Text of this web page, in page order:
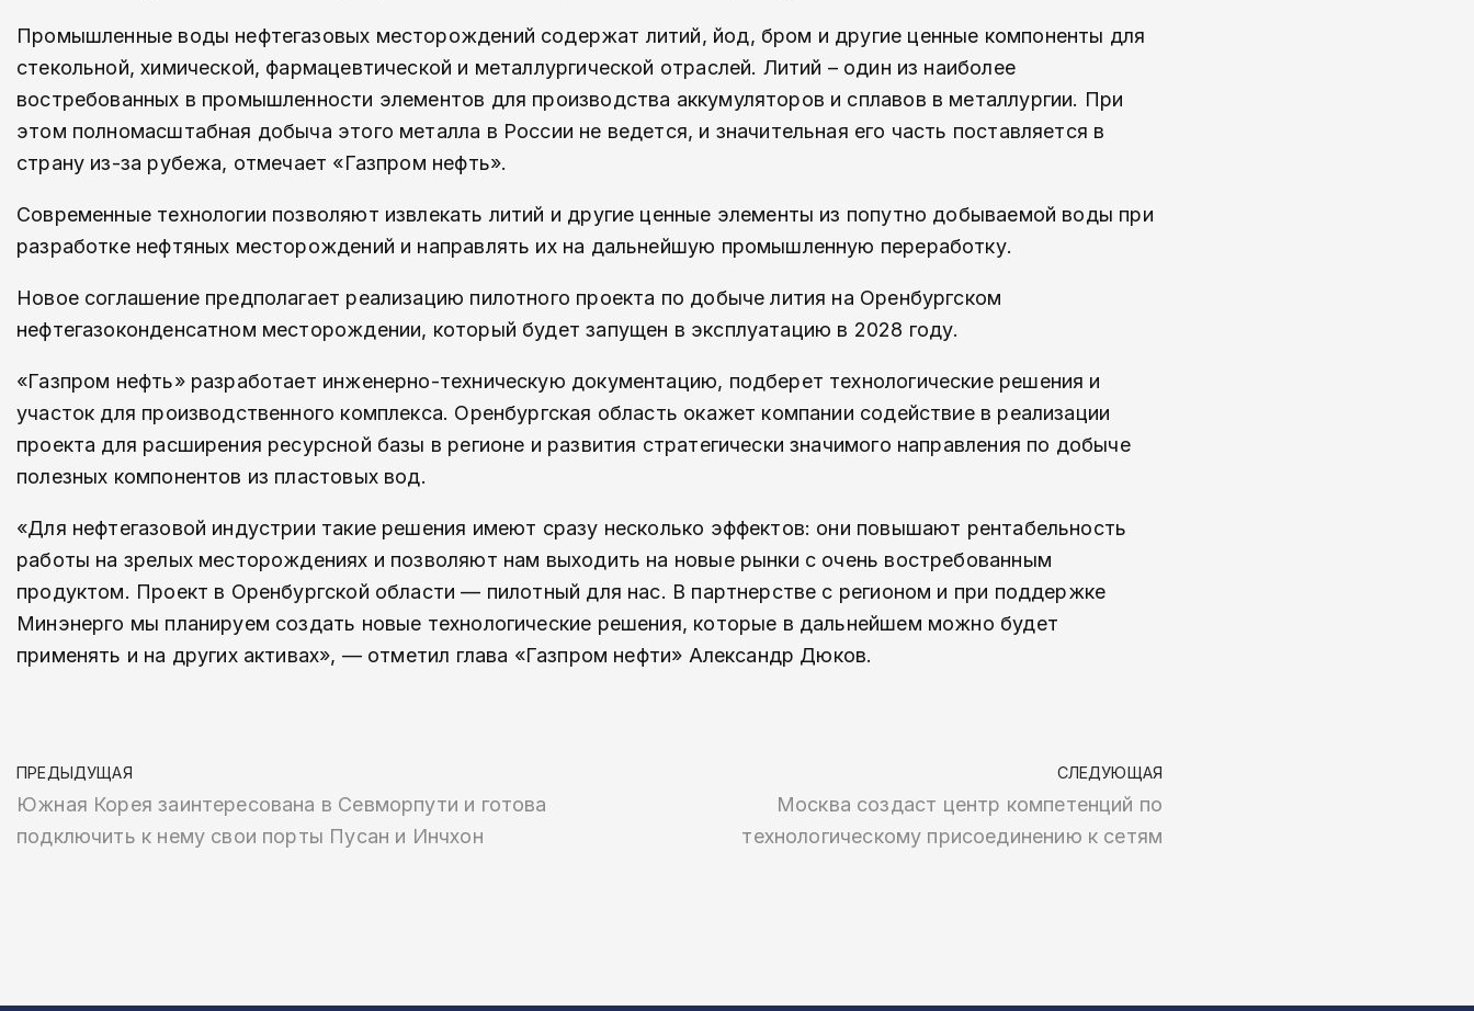
Промышленные воды нефтегазовых месторождений содержат литий, йод, бром и другие ценные компоненты для
стекольной, химической, фармацевтической и металлургической отраслей. Литий – один из наиболее
востребованных в промышленности элементов для производства аккумуляторов и сплавов в металлургии. При
этом полномасштабная добыча этого металла в России не ведется, и значительная его часть поставляется в
страну из-за рубежа, отмечает «Газпром нефть».
Современные технологии позволяют извлекать литий и другие ценные элементы из попутно добываемой воды при
разработке нефтяных месторождений и направлять их на дальнейшую промышленную переработку.
Новое соглашение предполагает реализацию пилотного проекта по добыче лития на Оренбургском
нефтегазоконденсатном месторождении, который будет запущен в эксплуатацию в 2028 году.
«Газпром нефть» разработает инженерно-техническую документацию, подберет технологические решения и
участок для производственного комплекса. Оренбургская область окажет компании содействие в реализации
проекта для расширения ресурсной базы в регионе и развития стратегически значимого направления по добыче
полезных компонентов из пластовых вод.
«Для нефтегазовой индустрии такие решения имеют сразу несколько эффектов: они повышают рентабельность
работы на зрелых месторождениях и позволяют нам выходить на новые рынки с очень востребованным
продуктом. Проект в Оренбургской области — пилотный для нас. В партнерстве с регионом и при поддержке
Минэнерго мы планируем создать новые технологические решения, которые в дальнейшем можно будет
применять и на других активах», — отметил глава «Газпром нефти» Александр Дюков.
ПРЕДЫДУЩАЯ
Южная Корея заинтересована в Севморпути и готова
подключить к нему свои порты Пусан и Инчхон
СЛЕДУЮЩАЯ
Москва создаст центр компетенций по
технологическому присоединению к сетям